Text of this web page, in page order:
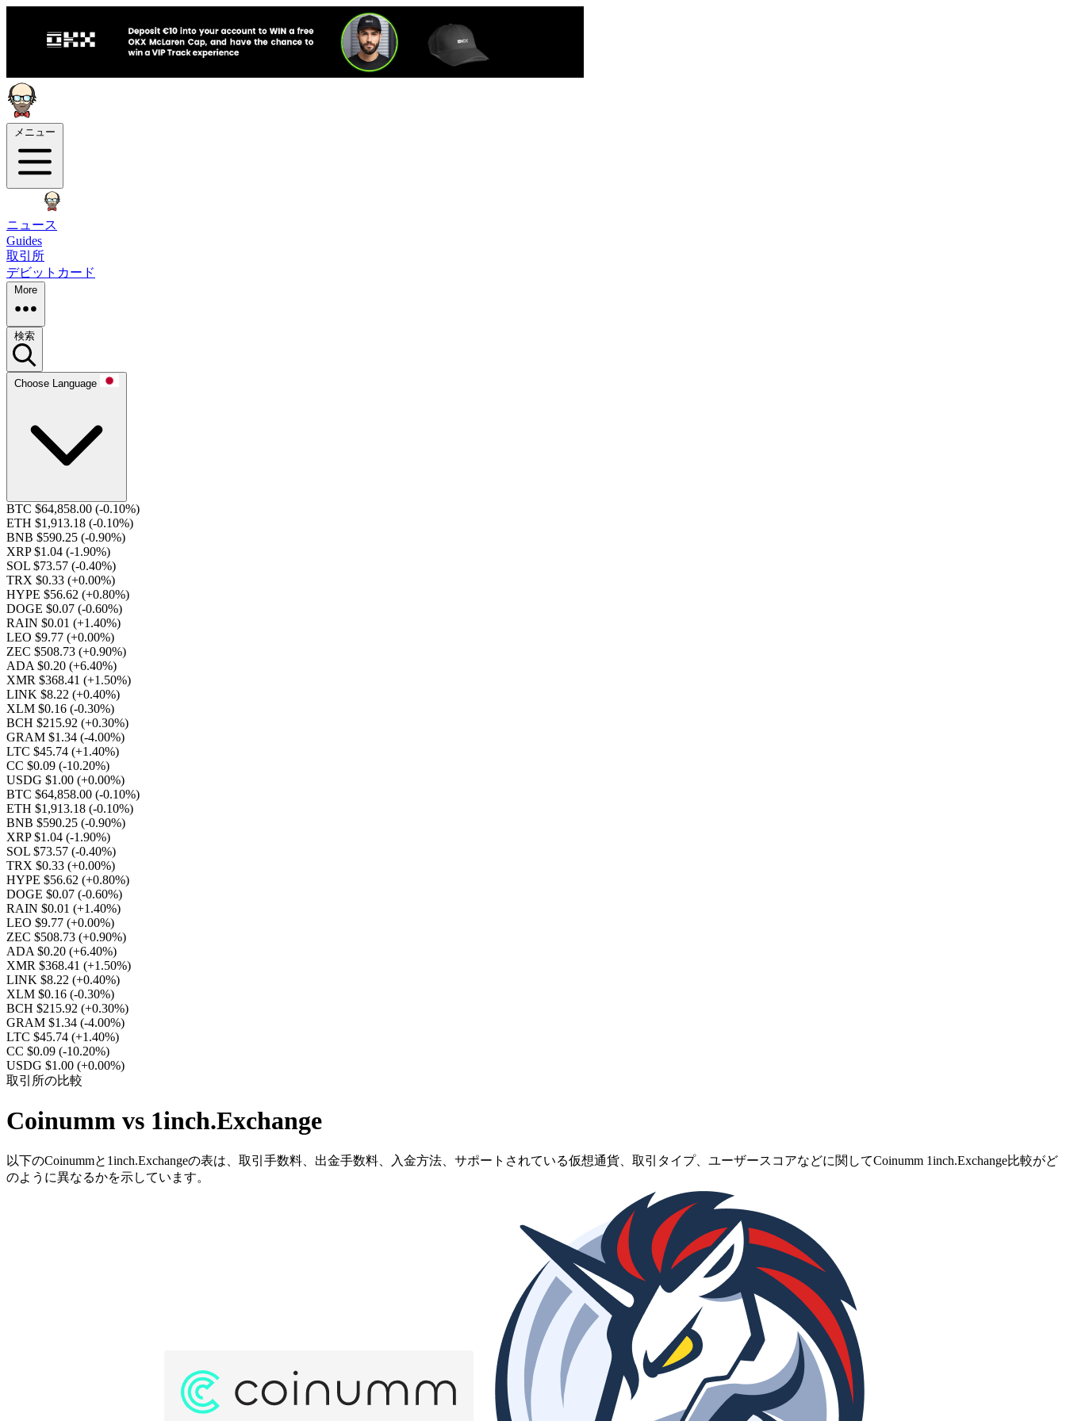
メニュー
ニュース
Guides
取引所
デビットカード
More
検索
Choose Language
BTC $64,858.00 (-0.10%)
ETH $1,913.18 (-0.10%)
BNB $590.25 (-0.90%)
XRP $1.04 (-1.90%)
SOL $73.57 (-0.40%)
TRX $0.33 (+0.00%)
HYPE $56.62 (+0.80%)
DOGE $0.07 (-0.60%)
RAIN $0.01 (+1.40%)
LEO $9.77 (+0.00%)
ZEC $508.73 (+0.90%)
ADA $0.20 (+6.40%)
XMR $368.41 (+1.50%)
LINK $8.22 (+0.40%)
XLM $0.16 (-0.30%)
BCH $215.92 (+0.30%)
GRAM $1.34 (-4.00%)
LTC $45.74 (+1.40%)
CC $0.09 (-10.20%)
USDG $1.00 (+0.00%)
BTC $64,858.00 (-0.10%)
ETH $1,913.18 (-0.10%)
BNB $590.25 (-0.90%)
XRP $1.04 (-1.90%)
SOL $73.57 (-0.40%)
TRX $0.33 (+0.00%)
HYPE $56.62 (+0.80%)
DOGE $0.07 (-0.60%)
RAIN $0.01 (+1.40%)
LEO $9.77 (+0.00%)
ZEC $508.73 (+0.90%)
ADA $0.20 (+6.40%)
XMR $368.41 (+1.50%)
LINK $8.22 (+0.40%)
XLM $0.16 (-0.30%)
BCH $215.92 (+0.30%)
GRAM $1.34 (-4.00%)
LTC $45.74 (+1.40%)
CC $0.09 (-10.20%)
USDG $1.00 (+0.00%)
取引所の比較
Coinumm vs 1inch.Exchange
以下のCoinummと1inch.Exchangeの表は、取引手数料、出金手数料、入金方法、サポートされている仮想通貨、取引タイプ、ユーザースコアなどに関してCoinumm 1inch.Exchange比較がど
のように異なるかを示しています。